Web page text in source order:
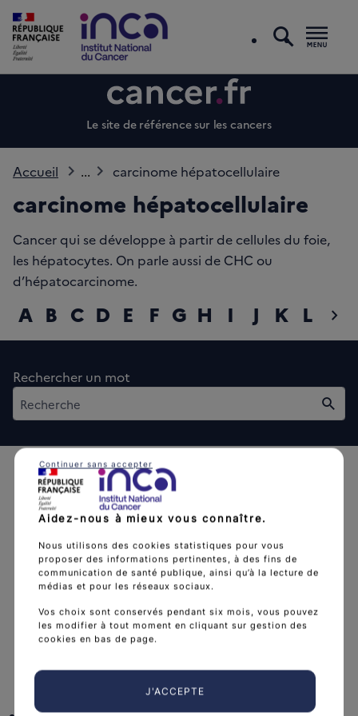
Le site de référence sur les cancers
Accueil ... carcinome hépatocellulaire
carcinome hépatocellulaire
Cancer qui se développe à partir de cellules du foie,
les hépatocytes. On parle aussi de CHC ou
d’hépatocarcinome.
chevron_right
A B C D E F G H I J K L M
Rechercher un mot
L'Institut national du cancer est l’agence d'expertise
sanitaire et scientifique en cancérologie de l’État.
Découvrir l’Institut arrow_forward
Nous suivre
Aidez-nous à mieux vous connaître.
Nous utilisons des cookies statistiques pour vous
proposer des informations pertinentes, à des fins de
communication de santé publique, ainsi qu’à la lecture de
médias et pour les réseaux sociaux.
Vos choix sont conservés pendant six mois, vous pouvez
les modifier à tout moment en cliquant sur gestion des
cookies en bas de page.
J'ACCEPTE
Continuer sans accepter